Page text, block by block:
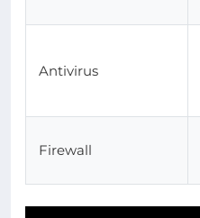
Antivirus
Firewall